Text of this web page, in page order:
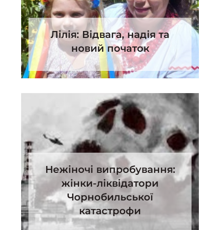
Лілія: Відвага, надія та
новий початок
Нежіночі випробування:
жінки-ліквідатори
Чорнобильської
катастрофи